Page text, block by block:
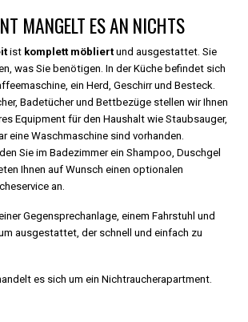
MANGELT ES AN NICHTS
ist komplett möbliertund ausgestattet. Sie
was Sie benötigen. In der Küche befindet sich
ein Herd, Geschirr und Besteck.
Badetücher und Bettbezüge stellen wir Ihnen
Equipment für den Haushalt wie Staubsauger,
eine Waschmaschine sind vorhanden.
Sie im Badezimmer ein Shampoo, Duschgel
Ihnen auf Wunsch einen optionalen
an.
Gegensprechanlage, einem Fahrstuhl und
ausgestattet, der schnell und einfach zu
es sich um ein Nichtraucherapartment.